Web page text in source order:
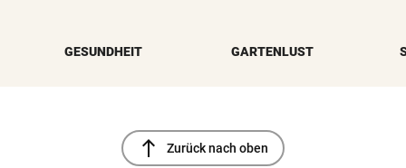
GESUNDHEIT GARTENLUST
north Zurück nach oben